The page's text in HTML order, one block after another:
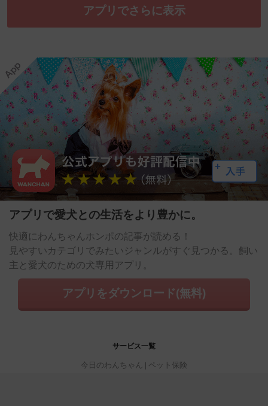
アプリでさらに表示
アプリで愛犬との生活をより豊かに。
快適にわんちゃんホンポの記事が読める！
見やすいカテゴリでみたいジャンルがすぐ見つかる。飼い
主と愛犬のための犬専用アプリ。
アプリをダウンロード(無料)
サービス一覧
今日のわんちゃん ペット保険